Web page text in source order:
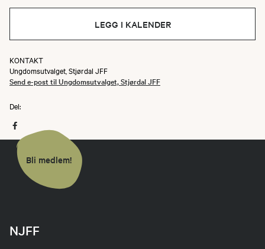
LEGG I KALENDER
KONTAKT
Ungdomsutvalget, Stjørdal JFF
Send e-post til Ungdomsutvalget, Stjørdal JFF
Del:
Bli medlem!
NJFF